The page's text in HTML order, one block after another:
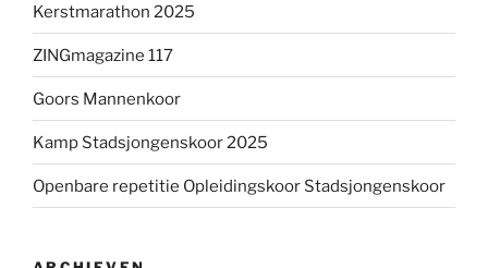
Kerstmarathon 2025
ZINGmagazine 117
Goors Mannenkoor
Kamp Stadsjongenskoor 2025
Openbare repetitie Opleidingskoor Stadsjongenskoor